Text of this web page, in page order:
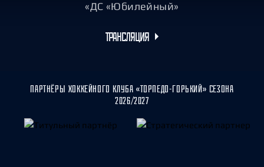
«ДС «Юбилейный»
ТРАНСЛЯЦИЯ
ПАРТНЁРЫ ХОККЕЙНОГО КЛУБА «ТОРПЕДО-ГОРЬКИЙ» СЕЗОНА
2026/2027